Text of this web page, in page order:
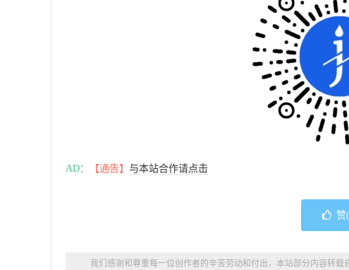
AD： 【通告】 与本站合作请点击
赞(
我们感谢和尊重每一位创作者的辛苦劳动和付出，本站部分内容转